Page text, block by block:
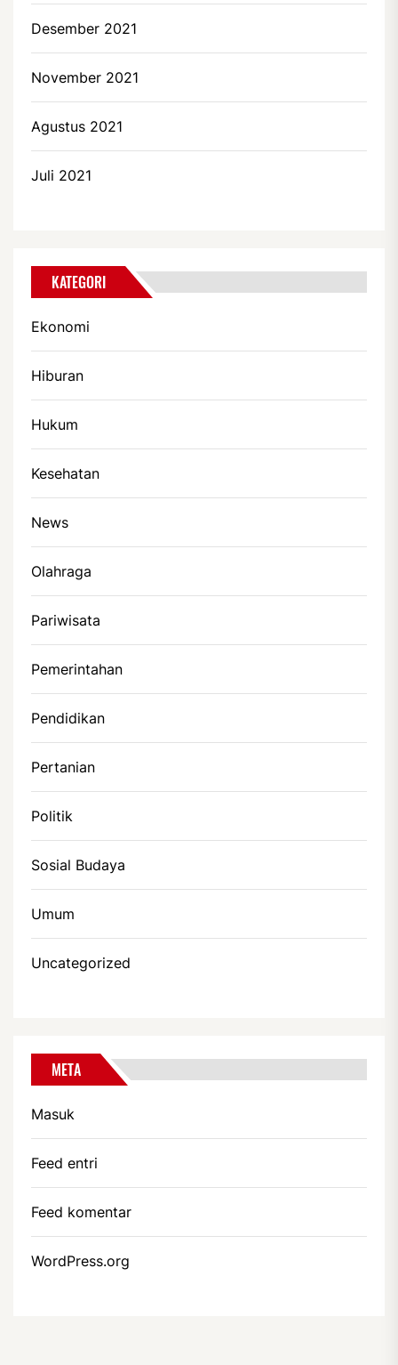
Desember 2021
November 2021
Agustus 2021
Juli 2021
KATEGORI
Ekonomi
Hiburan
Hukum
Kesehatan
News
Olahraga
Pariwisata
Pemerintahan
Pendidikan
Pertanian
Politik
Sosial Budaya
Umum
Uncategorized
META
Masuk
Feed entri
Feed komentar
WordPress.org